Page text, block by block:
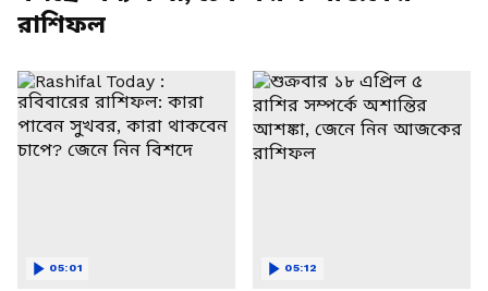
রাশিফল
05:01 05:12